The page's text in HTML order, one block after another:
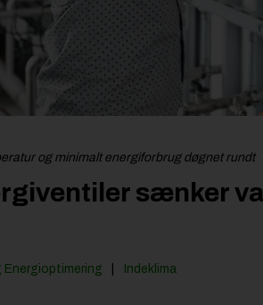
og minimalt energiforbrug døgnet rundt
sænker
Energioptimering Indeklima